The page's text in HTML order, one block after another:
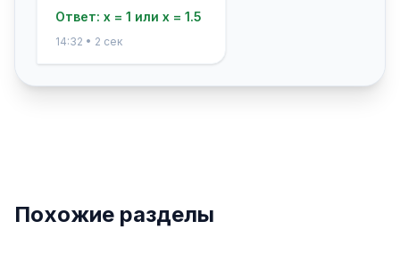
Ответ: x = 1 или x = 1.5
14:32 • 2 сек
Похожие разделы